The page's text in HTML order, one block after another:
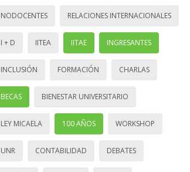
NODOCENTES RELACIONES INTERNACIONALES
I + D IITEA IITAE INGRESANTES
INCLUSIÓN FORMACIÓN CHARLAS
BECAS BIENESTAR UNIVERSITARIO
LEY MICAELA 100 AÑOS WORKSHOP
UNR CONTABILIDAD DEBATES